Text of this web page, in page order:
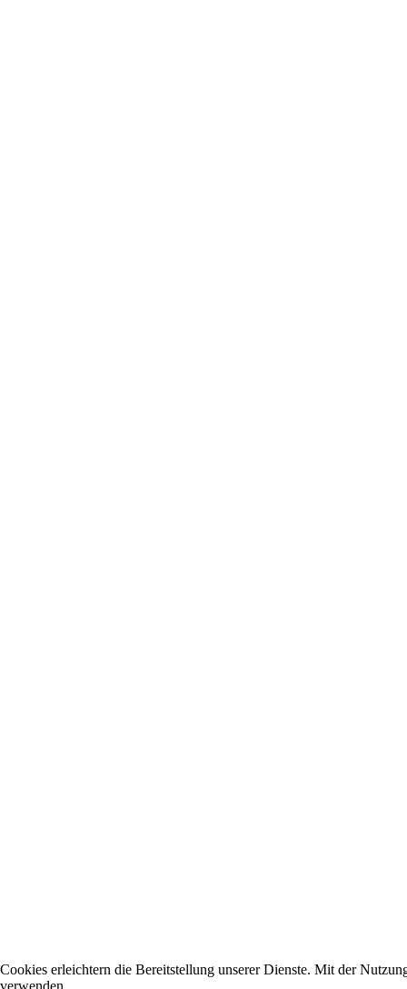
Cookies erleichtern die Bereitstellung unserer Dienste. Mit der
verwenden.